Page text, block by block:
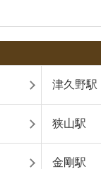
津久野駅
狭山駅
金剛駅